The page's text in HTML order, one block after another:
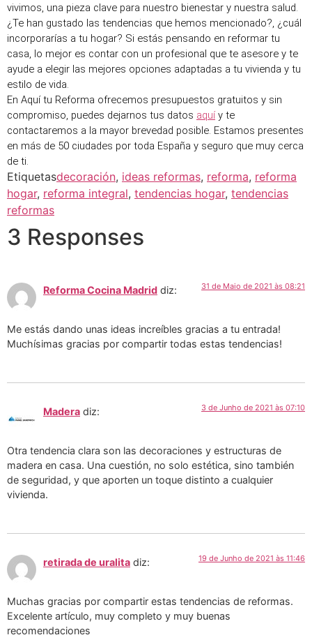
vivimos, una pieza clave para nuestro bienestar y nuestra salud.
¿Te han gustado las tendencias que hemos mencionado?, ¿cuál
incorporarías a tu hogar? Si estás pensando en reformar tu
casa, lo mejor es contar con un profesional que te asesore y te
ayude a elegir las mejores opciones adaptadas a tu vivienda y tu
estilo de vida.
En Aquí tu Reforma ofrecemos presupuestos gratuitos y sin
compromiso, puedes dejarnos tus datos aquí y te
contactaremos a la mayor brevedad posible. Estamos presentes
en más de 50 ciudades por toda España y seguro que muy cerca
de ti.
Etiquetasdecoración, ideas reformas, reforma, reforma
hogar, reforma integral, tendencias hogar, tendencias
reformas
3 Responses
Reforma Cocina Madrid diz: 31 de Maio de 2021 às 08:21
Me estás dando unas ideas increíbles gracias a tu entrada!
Muchísimas gracias por compartir todas estas tendencias!
Madera diz: 3 de Junho de 2021 às 07:10
Otra tendencia clara son las decoraciones y estructuras de
madera en casa. Una cuestión, no solo estética, sino también
de seguridad, y que aporten un toque distinto a cualquier
vivienda.
retirada de uralita diz: 19 de Junho de 2021 às 11:46
Muchas gracias por compartir estas tendencias de reformas.
Excelente artículo, muy completo y muy buenas
recomendaciones